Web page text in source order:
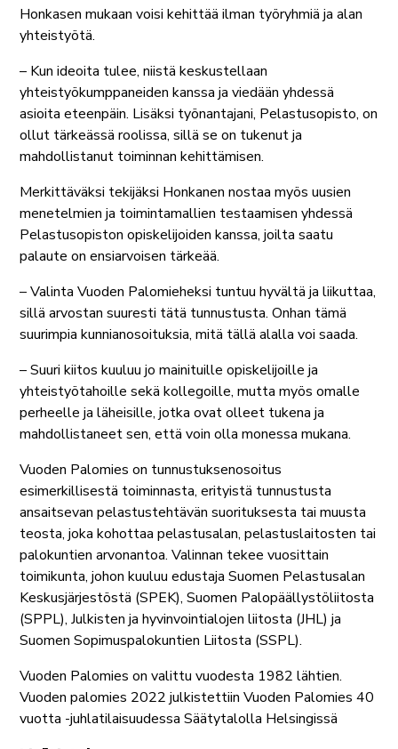
Honkasen mukaan voisi kehittää ilman työryhmiä ja alan
yhteistyötä.
– Kun ideoita tulee, niistä keskustellaan
yhteistyökumppaneiden kanssa ja viedään yhdessä
asioita eteenpäin. Lisäksi työnantajani, Pelastusopisto, on
ollut tärkeässä roolissa, sillä se on tukenut ja
mahdollistanut toiminnan kehittämisen.
Merkittäväksi tekijäksi Honkanen nostaa myös uusien
menetelmien ja toimintamallien testaamisen yhdessä
Pelastusopiston opiskelijoiden kanssa, joilta saatu
palaute on ensiarvoisen tärkeää.
– Valinta Vuoden Palomieheksi tuntuu hyvältä ja liikuttaa,
sillä arvostan suuresti tätä tunnustusta. Onhan tämä
suurimpia kunnianosoituksia, mitä tällä alalla voi saada.
– Suuri kiitos kuuluu jo mainituille opiskelijoille ja
yhteistyötahoille sekä kollegoille, mutta myös omalle
perheelle ja läheisille, jotka ovat olleet tukena ja
mahdollistaneet sen, että voin olla monessa mukana.
Vuoden Palomies on tunnustuksenosoitus
esimerkillisestä toiminnasta, erityistä tunnustusta
ansaitsevan pelastustehtävän suorituksesta tai muusta
teosta, joka kohottaa pelastusalan, pelastuslaitosten tai
palokuntien arvonantoa. Valinnan tekee vuosittain
toimikunta, johon kuuluu edustaja Suomen Pelastusalan
Keskusjärjestöstä (SPEK), Suomen Palopäällystöliitosta
(SPPL), Julkisten ja hyvinvointialojen liitosta (JHL) ja
Suomen Sopimuspalokuntien Liitosta (SSPL).
Vuoden Palomies on valittu vuodesta 1982 lähtien.
Vuoden palomies 2022 julkistettiin Vuoden Palomies 40
vuotta -juhlatilaisuudessa Säätytalolla Helsingissä